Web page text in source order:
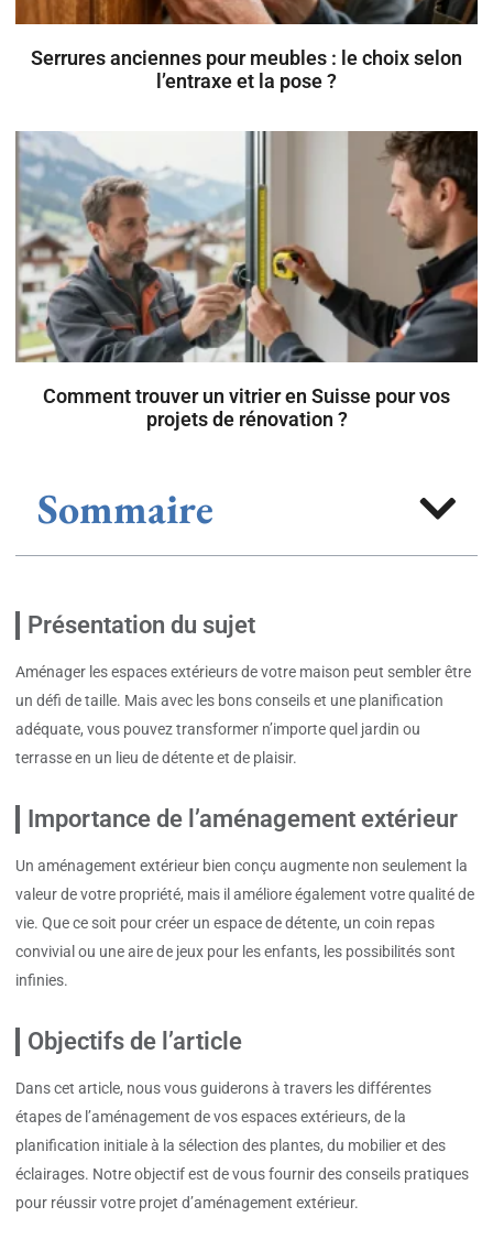
Serrures anciennes pour meubles : le choix selon
l’entraxe et la pose ?
Comment trouver un vitrier en Suisse pour vos
projets de rénovation ?
Sommaire
Présentation du sujet
Aménager les espaces extérieurs de votre maison peut sembler être
un défi de taille. Mais avec les bons conseils et une planification
adéquate, vous pouvez transformer n’importe quel jardin ou
terrasse en un lieu de détente et de plaisir.
Importance de l’aménagement extérieur
Un aménagement extérieur bien conçu augmente non seulement la
valeur de votre propriété, mais il améliore également votre qualité de
vie. Que ce soit pour créer un espace de détente, un coin repas
convivial ou une aire de jeux pour les enfants, les possibilités sont
infinies.
Objectifs de l’article
Dans cet article, nous vous guiderons à travers les différentes
étapes de l’aménagement de vos espaces extérieurs, de la
planification initiale à la sélection des plantes, du mobilier et des
éclairages. Notre objectif est de vous fournir des conseils pratiques
pour réussir votre projet d’aménagement extérieur.